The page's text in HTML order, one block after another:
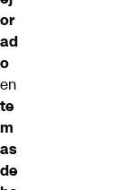
or
ad
o
en
te
m
as
de